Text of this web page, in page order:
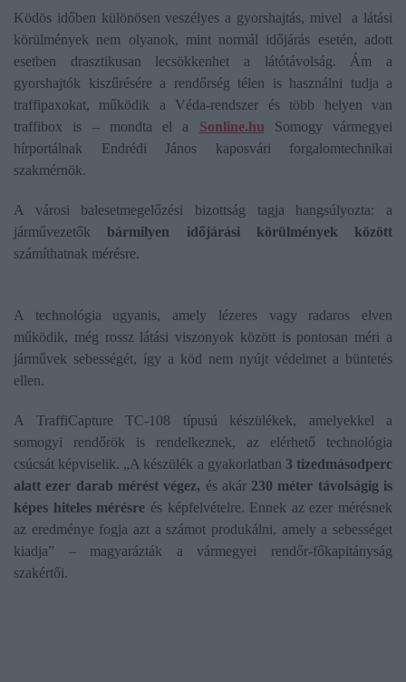
Ködös időben különösen veszélyes a gyorshajtás, mivel a látási
körülmények nem olyanok, mint normál időjárás esetén, adott
esetben drasztikusan lecsökkenhet a látótávolság. Ám a
gyorshajtók kiszűrésére a rendőrség télen is használni tudja a
traffipaxokat, működik a Véda-rendszer és több helyen van
traffibox is – mondta el a Sonline.hu Somogy vármegyei
hírportálnak Endrédi János kaposvári forgalomtechnikai
szakmérnök.
A városi balesetmegelőzési bizottság tagja hangsúlyozta: a
járművezetőkbármilyen időjárási körülmények között
számíthatnak mérésre.
A technológia ugyanis, amely lézeres vagy radaros elven
működik, még rossz látási viszonyok között is pontosan méri a
járművek sebességét, így a köd nem nyújt védelmet a büntetés
ellen.
A TraffiCapture TC-108 típusú készülékek, amelyekkel a
somogyi rendőrök is rendelkeznek, az elérhető technológia
csúcsát képviselik. „A készülék a gyakorlatban 3 tizedmásodperc
alatt ezer darab mérést végez, és akár230 méter távolságig is
képes hiteles mérésre és képfelvételre. Ennek az ezer mérésnek
az eredménye fogja azt a számot produkálni, amely a sebességet
kiadja” – magyarázták a vármegyei rendőr-főkapitányság
szakértői.